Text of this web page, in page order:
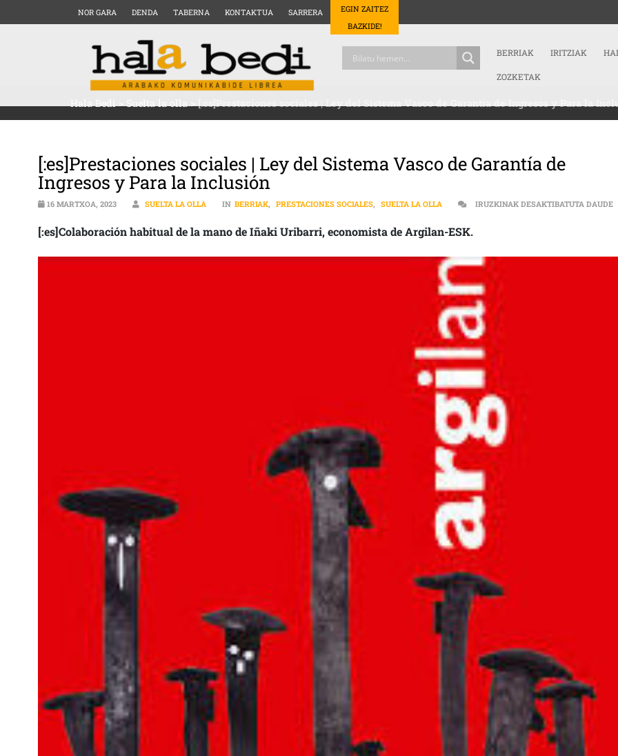
NOR GARA DENDA TABERNA KONTAKTUA SARRERA
EGIN ZAITEZ
BAZKIDE!
BERRIAK IRITZIAK
ZOZKETAK
Hala Bedi>Suelta la olla>[:es]Prestaciones sociales | Ley del Sistema Vasco de Garantía de Ingresos y Para la
[:es]Prestaciones sociales | Ley del Sistema Vasco de Garantía de
Ingresos y Para la Inclusión
16 MARTXOA, 2023 SUELTA LA OLLA IN BERRIAK, PRESTACIONES SOCIALES, SUELTA LA OLLA IRUZKINAK DESAKTIBATUTA DAUDE
[:es]Colaboración habitual de la mano de Iñaki Uribarri, economista de Argilan-ESK.